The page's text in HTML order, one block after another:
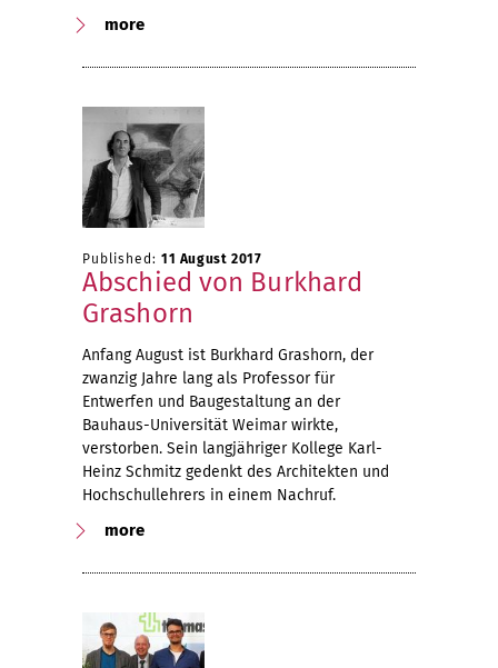
more
Published: 11 August 2017
Abschied von Burkhard
Grashorn
Anfang August ist Burkhard Grashorn, der
zwanzig Jahre lang als Professor für
Entwerfen und Baugestaltung an der
Bauhaus-Universität Weimar wirkte,
verstorben. Sein langjähriger Kollege Karl-
Heinz Schmitz gedenkt des Architekten und
Hochschullehrers in einem Nachruf.
more